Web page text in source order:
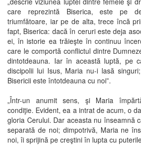
care reprezintă Biserica, este pe
triumfătoare, iar pe de alta, trece încă
fapt, Biserica: dacă în ceruri este deja
ei, în istorie ea trăieşte în continuu
care le comportă conflictul dintre
dintotdeauna. Iar în această luptă, pe
discipolii lui Isus, Maria nu-i lasă
Bisericii este întotdeauna cu noi”.
„Într-un anumit sens, şi Maria
condiţie. Evident, ea a intrat de acum, o
gloria Cerului. Dar aceasta nu înseamnă
separată de noi; dimpotrivă, Maria ne
noi, îi sprijină pe creştini în lupta cu